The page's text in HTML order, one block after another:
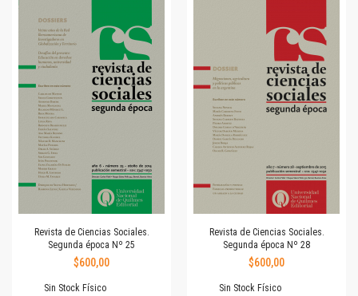
Revista de Ciencias Sociales.
Segunda época Nº 25
$600,00
Sin Stock Físico
Revista de Ciencias Sociales.
Segunda época Nº 28
$600,00
Sin Stock Físico